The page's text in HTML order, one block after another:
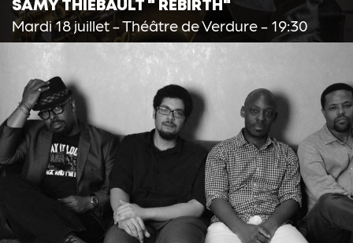
SAMY THIÉBAULT " REBIRTH"
Mardi 18 juillet- Théâtre de Verdure - 19:30